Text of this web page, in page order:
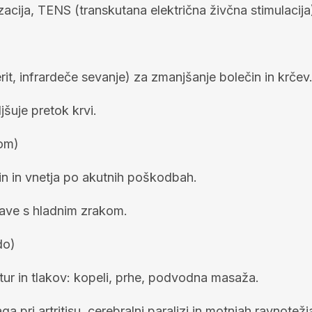
TENS (transkutana električna živčna
infrardeče sevanje) za zmanjšanje bolečin in krčev.
pretok krvi.
in vnetja po akutnih poškodbah.
s hladnim zrakom.
in tlakov: kopeli, prhe, podvodna masaža.